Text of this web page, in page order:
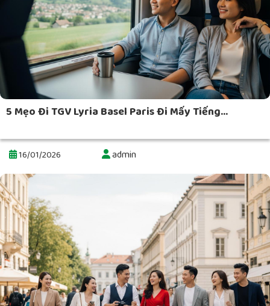
5 Mẹo Đi TGV Lyria Basel Paris Đi Mấy Tiếng...
16/01/2026 admin